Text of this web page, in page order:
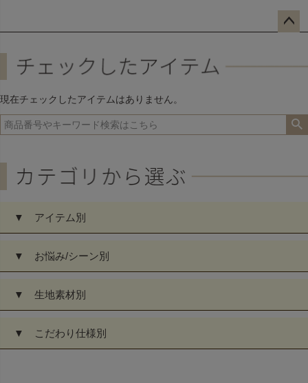
現在チェックしたアイテムはありません。
▼ アイテム別
▼ お悩み/シーン別
▼ 生地素材別
▼ こだわり仕様別